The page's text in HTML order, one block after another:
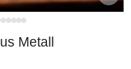
Metall